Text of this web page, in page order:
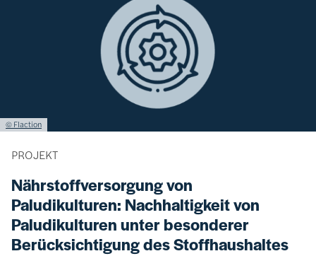
Lizenzinformationen einschließlich Urheberrecht
© Flaction
PROJEKT
Nährstoffversorgung von
Paludikulturen: Nachhaltigkeit von
Paludikulturen unter besonderer
Berücksichtigung des Stoffhaushaltes